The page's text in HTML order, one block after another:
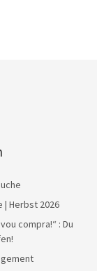
| Herbst 2026
compra!“ : Du